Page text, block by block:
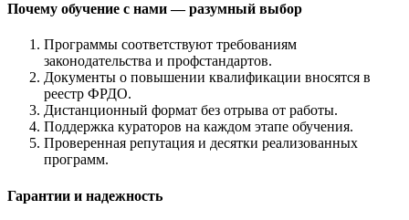
Почему обучение с нами — разумный выбор
Программы соответствуют требованиям
законодательства и профстандартов.
Документы о повышении квалификации вносятся в
реестр ФРДО.
Дистанционный формат без отрыва от работы.
Поддержка кураторов на каждом этапе обучения.
Проверенная репутация и десятки реализованных
программ.
Гарантии и надежность